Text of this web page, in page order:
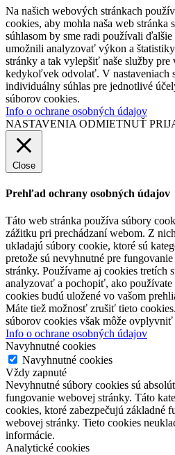
Na našich webových stránkach
cookies, aby mohla naša web stránka
súhlasom by sme radi používali
umožnili analyzovať výkon a
stránky a tak vylepšiť naše služby pre
kedykoľvek odvolať. V nastaveniach
individuálny súhlas pre jednotlivé
súborov cookies.
Info o ochrane osobných údajov
NASTAVENIA ODMIETNUŤ
Close
Prehľad ochrany osobných údajov
Táto web stránka používa súbory
zážitku pri prechádzaní webom. Z
ukladajú súbory cookie, ktoré sú
pretože sú nevyhnutné pre
stránky. Používame aj cookies tretích
analyzovať a pochopiť, ako
cookies budú uložené vo vašom
Máte tiež možnosť zrušiť tieto
súborov cookies však môže ovplyvniť
Info o ochrane osobných údajov
Navyhnutné cookies
Navyhnutné cookies
Vždy zapnuté
Nevyhnutné súbory cookies sú
fungovanie webovej stránky. Táto
cookies, ktoré zabezpečujú základné
webovej stránky. Tieto cookies
informácie.
Analytické cookies